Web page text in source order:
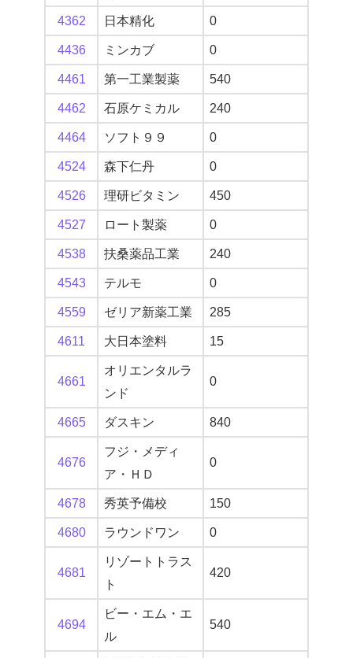
4362 日本精化 0
4436 ミンカブ 0
4461 第一工業製薬 540
4462 石原ケミカル 240
4464 ソフト９９ 0
4524 森下仁丹 0
4526 理研ビタミン 450
4527 ロート製薬 0
4538 扶桑薬品工業 240
4543 テルモ 0
4559 ゼリア新薬工業 285
4611 大日本塗料 15
4661
オリエンタルラ
ンド
0
4665 ダスキン 840
4676
フジ・メディ
ア・ＨＤ
0
4678 秀英予備校 150
4680 ラウンドワン 0
4681
リゾートトラス
ト
420
4694
ビー・エム・エ
ル
540